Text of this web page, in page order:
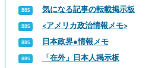
気になる記事の転載掲示板
<アメリカ政治情報メモ>
日本政界●情報メモ
「在外」日本人掲示板